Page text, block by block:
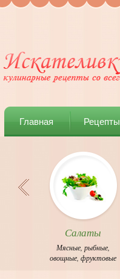
Главная Рецепты
Салаты
Мясные ,рыбные
овощные ,фруктовые